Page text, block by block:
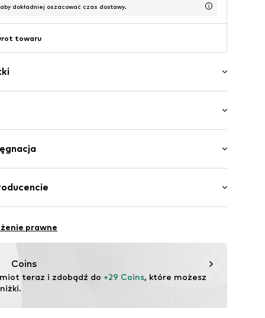
dokładniej oszacować czas dostawy.
towaru
20% Bawełna (z recyclingu)
prawne
Coins
teraz i zdobądź do +29 Coins, które możesz